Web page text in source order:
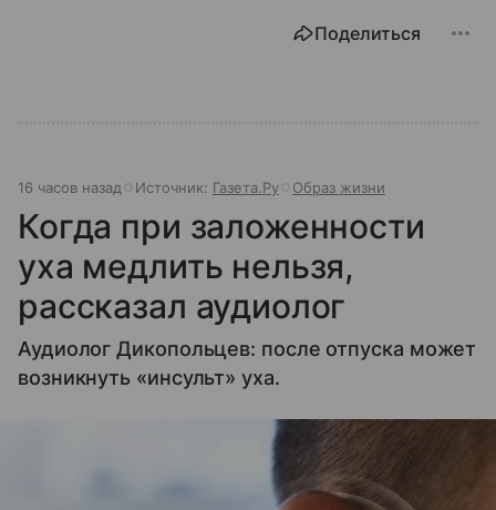
Поделиться
16 часов назад Источник: Газета.Ру Образ жизни
Когда при заложенности
уха медлить нельзя,
рассказал аудиолог
Аудиолог Дикопольцев: после отпуска может
возникнуть «инсульт» уха.